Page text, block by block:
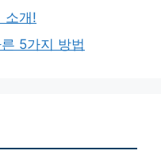
소개!
5가지 방법